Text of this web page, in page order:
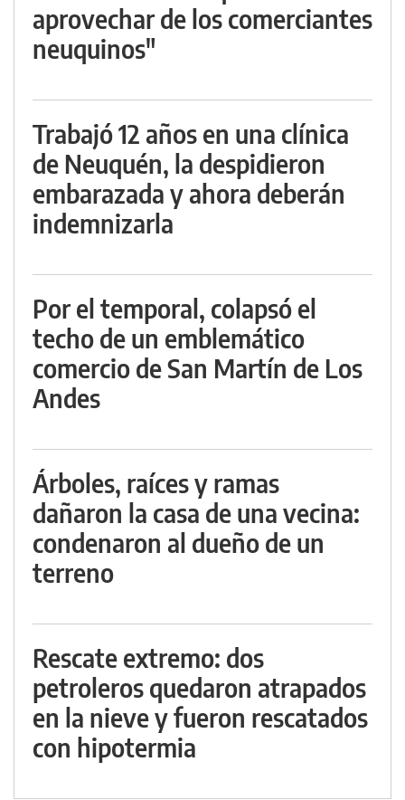
aprovechar de los comerciantes
neuquinos"
Trabajó 12 años en una clínica
de Neuquén, la despidieron
embarazada y ahora deberán
indemnizarla
Por el temporal, colapsó el
techo de un emblemático
comercio de San Martín de Los
Andes
Árboles, raíces y ramas
dañaron la casa de una vecina:
condenaron al dueño de un
terreno
Rescate extremo: dos
petroleros quedaron atrapados
en la nieve y fueron rescatados
con hipotermia